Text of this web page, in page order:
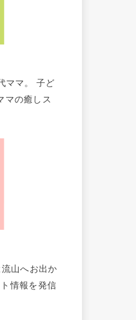
ママ。 子ど
マの癒しス
山へお出か
情報を発信